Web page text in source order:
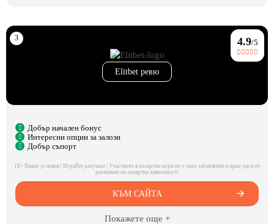
Elitbet ревю
4.9/5
Добър начален бонус
Интересни опции за залози
Добър съпорт
18+ Важат условия | Играйте разумно | Участието в хазартни игри не е само забавление и крие риск от
развиване на хазартна зависимост!
КЪМ САЙТА
Покажете още +